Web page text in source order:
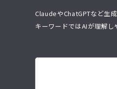
ClaudeやChatGPTなど生
キーワードではAIが理解